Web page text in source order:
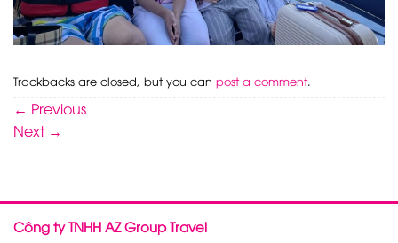
Trackbacks are closed, but you can post a comment.
← Previous
Next →
Công ty TNHH AZ Group Travel